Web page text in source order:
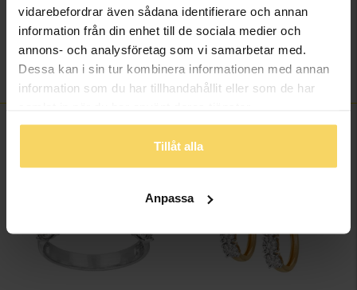
vidarebefordrar även sådana identifierare och annan
information från din enhet till de sociala medier och
annons- och analysföretag som vi samarbetar med.
Dessa kan i sin tur kombinera informationen med annan
information som du har tillhandahållit eller som de har
Tillåt alla
Anpassa
Diamantfärg
Wesselton (H)
Diamantklarhet
P
Vikt ca (gram)
2,48
Total carat
0.19
FINNS OCKSÅ SOM